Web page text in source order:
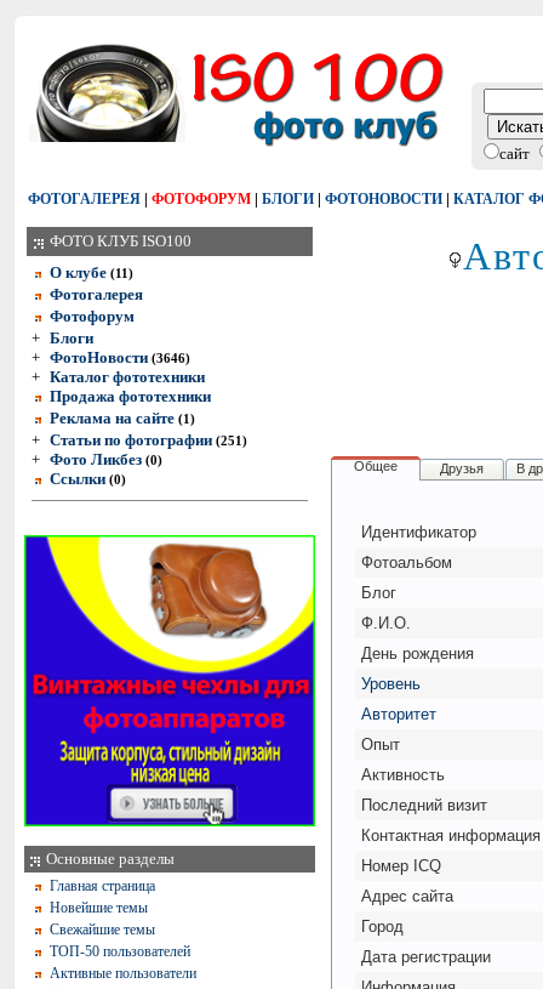
сайт
ФОТОГАЛЕРЕЯ | ФОТОФОРУМ | БЛОГИ | ФОТОНОВОСТИ | КАТАЛОГ
ФОТО КЛУБ ISO100
О клубе (11)
Фотогалерея
Фотофорум
+ Блоги
+ ФотоНовости (3646)
+ Каталог фототехники
Продажа фототехники
Реклама на сайте (1)
+ Статьи по фотографии (251)
+ Фото Ликбез (0)
Ссылки (0)
Основные разделы
Главная страница
Новейшие темы
Свежайшие темы
ТОП-50 пользователей
Активные пользователи
Общее Друзья В
Идентификатор
Фотоальбом
Блог
Ф.И.О.
День рождения
Уровень
Авторитет
Опыт
Активность
Последний визит
Контактная информация
Номер ICQ
Адрес сайта
Город
Дата регистрации